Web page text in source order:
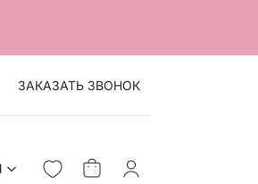
ЗАКАЗАТЬ ЗВОНОК